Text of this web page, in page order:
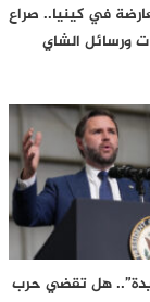
في كينيا.. صراع
ورسائل الشاي
هل تقضي حرب